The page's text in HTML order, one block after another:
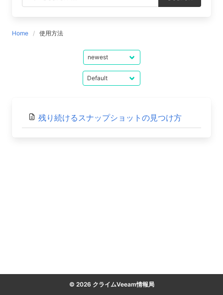
Home 使用方法
残り続けるスナップショットの見つけ方
© 2026 クライムVeeam情報局